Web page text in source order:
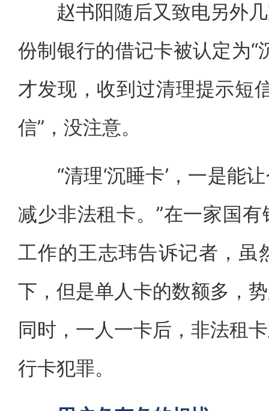
赵书阳随后又致电另外几
份制银行的借记卡被认定为“
才发现，收到过清理提示短
信”，没注意。
“清理‘沉睡卡’，一是能
减少非法租卡。”在一家国
工作的王志玮告诉记者，虽
下，但是单人卡的数额多，
同时，一人一卡后，非法租
行卡犯罪。